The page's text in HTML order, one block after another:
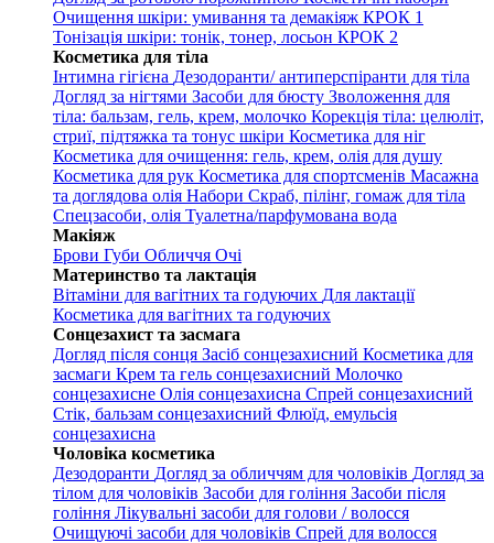
Очищення шкіри: умивання та демакіяж КРОК 1
Тонізація шкіри: тонік, тонер, лосьон КРОК 2
Косметика для тіла
Інтимна гігієна Дезодоранти/ антиперспіранти для тіла
Догляд за нігтями Засоби для бюсту Зволоження для
тіла: бальзам, гель, крем, молочко Корекція тіла: целюліт,
стриї, підтяжка та тонус шкіри Косметика для ніг
Косметика для очищення: гель, крем, олія для душу
Косметика для рук Косметика для спортсменів Масажна
та доглядова олія Набори Скраб, пілінг, гомаж для тіла
Спецзасоби, олія Туалетна/парфумована вода
Макіяж
Брови Губи Обличчя Очі
Материнство та лактація
Вітаміни для вагітних та годуючих Для лактації
Косметика для вагітних та годуючих
Сонцезахист та засмага
Догляд після сонця Засіб сонцезахисний Косметика для
засмаги Крем та гель сонцезахисний Молочко
сонцезахисне Олія сонцезахисна Спрей сонцезахисний
Стік, бальзам сонцезахисний Флюїд, емульсія
сонцезахисна
Чоловіка косметика
Дезодоранти Догляд за обличчям для чоловіків Догляд за
тілом для чоловіків Засоби для гоління Засоби після
гоління Лікувальні засоби для голови / волосся
Очищуючі засоби для чоловіків Спрей для волосся